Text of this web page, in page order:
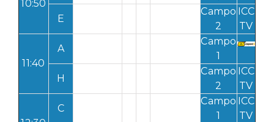
10:50
E
Campo
2
ICC
TV
11:40
A
Campo
1
H
Campo
2
ICC
TV
C
Campo
1
ICC
TV